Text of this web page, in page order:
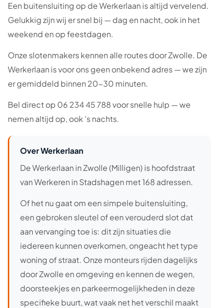
Een buitensluiting op de Werkerlaan is altijd vervelend.
Gelukkig zijn wij er snel bij — dag en nacht, ook in het
weekend en op feestdagen.
Onze slotenmakers kennen alle routes door Zwolle. De
Werkerlaan is voor ons geen onbekend adres — we zijn
er gemiddeld binnen 20-30 minuten.
Bel direct op 06 234 45 788 voor snelle hulp — we
nemen altijd op, ook 's nachts.
Over Werkerlaan
De Werkerlaan in Zwolle (Milligen) is hoofdstraat
van Werkeren in Stadshagen met 168 adressen.
Of het nu gaat om een simpele buitensluiting,
een gebroken sleutel of een verouderd slot dat
aan vervanging toe is: dit zijn situaties die
iedereen kunnen overkomen, ongeacht het type
woning of straat. Onze monteurs rijden dagelijks
door Zwolle en omgeving en kennen de wegen,
doorsteekjes en parkeermogelijkheden in deze
specifieke buurt, wat vaak net het verschil maakt